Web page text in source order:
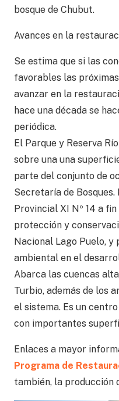
bosque de Chubut.
Avances en la
Se estima que si las
favorables las
avanzar en la
hace una década se
periódica.
El Parque y Reserva
sobre una una
parte del conjunto de
Secretaría de
Provincial XI Nº 14 a
protección y
Nacional Lago Puelo,
ambiental en el
Abarca las cuencas
Turbio, además de los
el sistema. Es un
con importantes
Enlaces a mayor
Programa de
también, la producción